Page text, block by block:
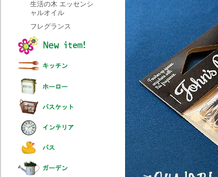
生活の木 エッセンシ
ャルオイル
フレグランス